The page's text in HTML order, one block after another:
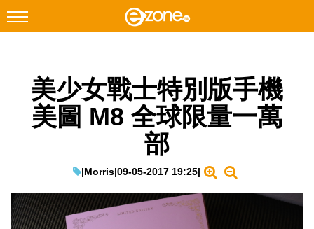
Facebook Instagram
科技焦點
教學評測
EduTech
美少女戰士特別版手機
美圖 M8 全球限量一萬
部
|Morris|09-05-2017 19:25|